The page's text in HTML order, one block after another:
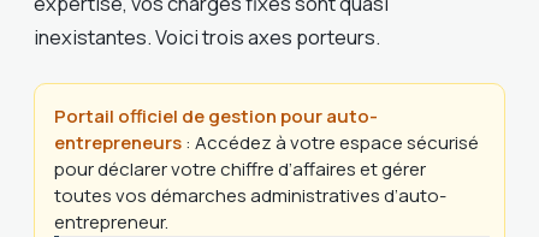
inexistantes. Voici trois axes porteurs.
Portail officiel de gestion pour auto-
entrepreneurs: Accédez à votre espace sécurisé
pour déclarer votre chiffre d’affaires et gérer
toutes vos démarches administratives d’auto-
entrepreneur.